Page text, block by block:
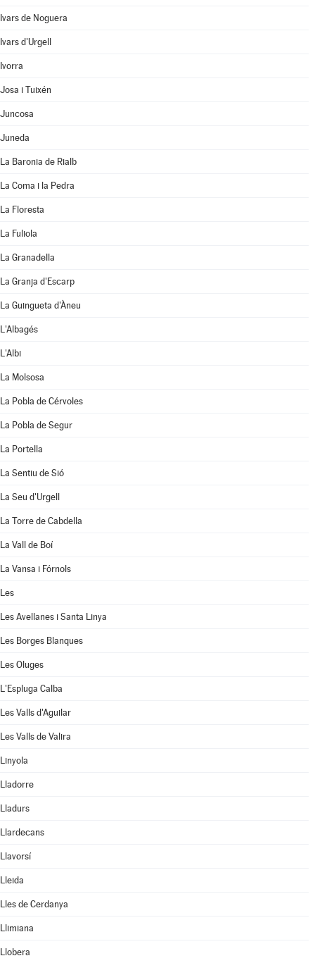
Ivars de Noguera
Ivars d'Urgell
Ivorra
Josa i Tuixén
Juncosa
Juneda
La Baronia de Rialb
La Coma i la Pedra
La Floresta
La Fuliola
La Granadella
La Granja d'Escarp
La Guingueta d'Àneu
L'Albagés
L'Albi
La Molsosa
La Pobla de Cérvoles
La Pobla de Segur
La Portella
La Sentiu de Sió
La Seu d'Urgell
La Torre de Cabdella
La Vall de Boí
La Vansa i Fórnols
Les
Les Avellanes i Santa Linya
Les Borges Blanques
Les Oluges
L'Espluga Calba
Les Valls d'Aguilar
Les Valls de Valira
Linyola
Lladorre
Lladurs
Llardecans
Llavorsí
Lleida
Lles de Cerdanya
Llimiana
Llobera